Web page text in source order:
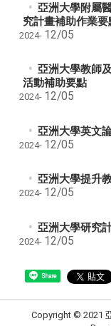
亞洲大學附屬
究計畫補助作業要
2024- 12/05
亞洲大學教師
活動補助要點
2024- 12/05
亞洲大學英文
2024- 12/05
亞洲大學提升
2024- 12/05
亞洲大學研究
2024- 12/05
Share
Copyright © 2021